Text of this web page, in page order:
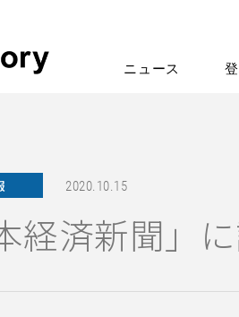
ニュース
2020.10.15
経済新聞」